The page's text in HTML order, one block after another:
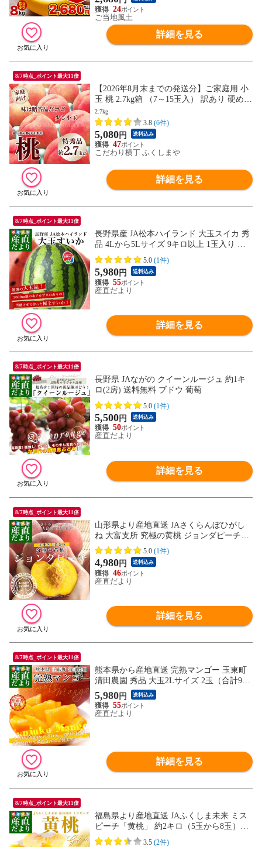
24
ご当地風土
詳細を見る
8/7時点_ポイント最大11倍
【2026年8月末までの発送分】ご家庭用 小
玉 桃 2.7kg箱 （7～15玉入） 訳あり 硬め
特秀品 献上桃の郷 桑折町産 品種指定不可
2.7kg
3.8 (6件)
5,080円 送料込み
47
こだわり横丁 ふくしまや
詳細を見る
8/7時点_ポイント最大11倍
長野県産 JA松本ハイランド 大玉スイカ 秀
品 4Lから5Lサイズ 9キロ以上 1玉入り 送
料無料 西瓜 すいか
5.0 (1件)
5,980円 送料込み
55
産直だより
詳細を見る
8/7時点_ポイント最大11倍
長野県 JAながの クイーンルージュ 約1キ
ロ(2房) 送料無料 ブドウ 葡萄
5.0 (1件)
5,500円 送料込み
50
産直だより
詳細を見る
8/7時点_ポイント最大11倍
山形県より産地直送 JAさくらんぼひがし
ね 大富支所 究極の黄桃 ジョンダピーチ
（品種：黄金桃、きららのきわみ、他）約
3キロ （9玉から12玉） 送料無料 桃 モモ
もも
5.0 (1件)
4,980円 送料込み
46
産直だより
詳細を見る
8/7時点_ポイント最大11倍
熊本県から産地直送 完熟マンゴー 玉東町
清田農園 秀品 大玉2Lサイズ 2玉（合計900
g前後）送料無料 from九州 お中元 夏ギフ
ト
5,980円 送料込み
55
産直だより
詳細を見る
8/7時点_ポイント最大11倍
福島県より産地直送 JAふくしま未来 ミス
ピーチ「黄桃」 約2キロ（5玉から8玉）桃
もも ピーチ 送料無料
3.5 (2件)